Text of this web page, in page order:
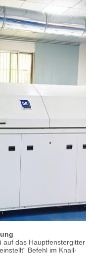
auf das Hauptfenstergitter
Befehl im Knall-